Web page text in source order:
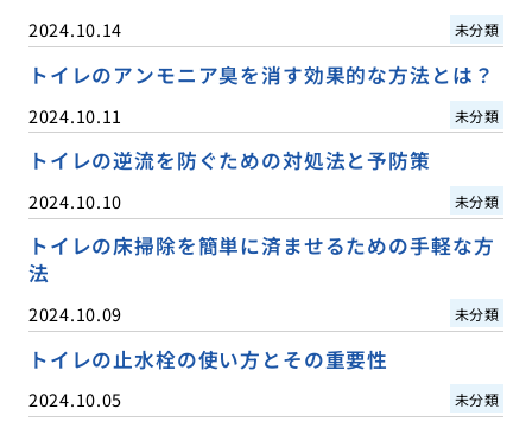
2024.10.14 未分類
トイレのアンモニア臭を消す効果的な方法とは？
2024.10.11 未分類
トイレの逆流を防ぐための対処法と予防策
2024.10.10 未分類
トイレの床掃除を簡単に済ませるための手軽な方
法
2024.10.09 未分類
トイレの止水栓の使い方とその重要性
2024.10.05 未分類